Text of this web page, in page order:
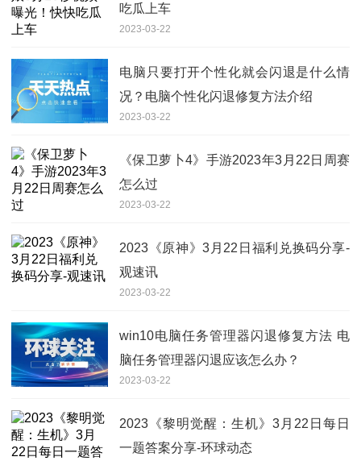
吃瓜上车
2023-03-22
电脑只要打开个性化就会闪退是什么情
况？电脑个性化闪退修复方法介绍
2023-03-22
《保卫萝卜4》手游2023年3月22日周赛
怎么过
2023-03-22
2023《原神》3月22日福利兑换码分享-
观速讯
2023-03-22
win10电脑任务管理器闪退修复方法 电
脑任务管理器闪退应该怎么办？
2023-03-22
2023《黎明觉醒：生机》3月22日每日
一题答案分享-环球动态